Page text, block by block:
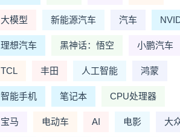
大模型 新能源汽车 汽车
理想汽车 黑神话：悟空 小鹏汽车
TCL 丰田 人工智能 鸿蒙
智能手机 笔记本 CPU处理器
宝马 电动车 AI 电影 大